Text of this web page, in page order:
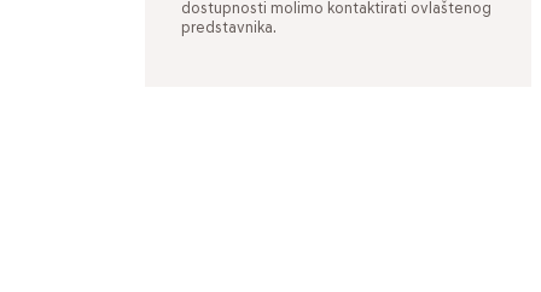
dostupnosti molimo kontaktirati ovlaštenog
predstavnika.